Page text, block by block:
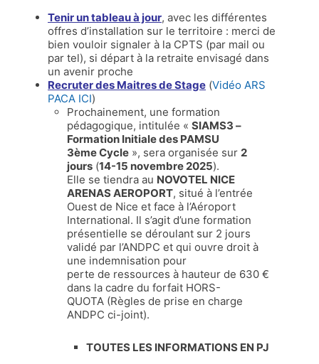
Tenir un tableau à jour, avec les différentes
offres d’installation sur le territoire : merci de
bien vouloir signaler à la CPTS (par mail ou
par tel), si départ à la retraite envisagé dans
un avenir proche
Recruter des Maitres de Stage (Vidéo ARS
PACA ICI)
Prochainement, une formation
pédagogique, intitulée « SIAMS3 –
Formation Initiale des PAMSU
3ème Cycle », sera organisée sur 2
jours (14-15 novembre 2025).
Elle se tiendra au NOVOTEL NICE
ARENAS AEROPORT, situé à l’entrée
Ouest de Nice et face à l’Aéroport
International. Il s’agit d’une formation
présentielle se déroulant sur 2 jours
validé par l’ANDPC et qui ouvre droit à
une indemnisation pour
perte de ressources à hauteur de 630 €
dans la cadre du forfait HORS-
QUOTA (Règles de prise en charge
ANDPC ci-joint).
TOUTES LES INFORMATIONS EN PJ